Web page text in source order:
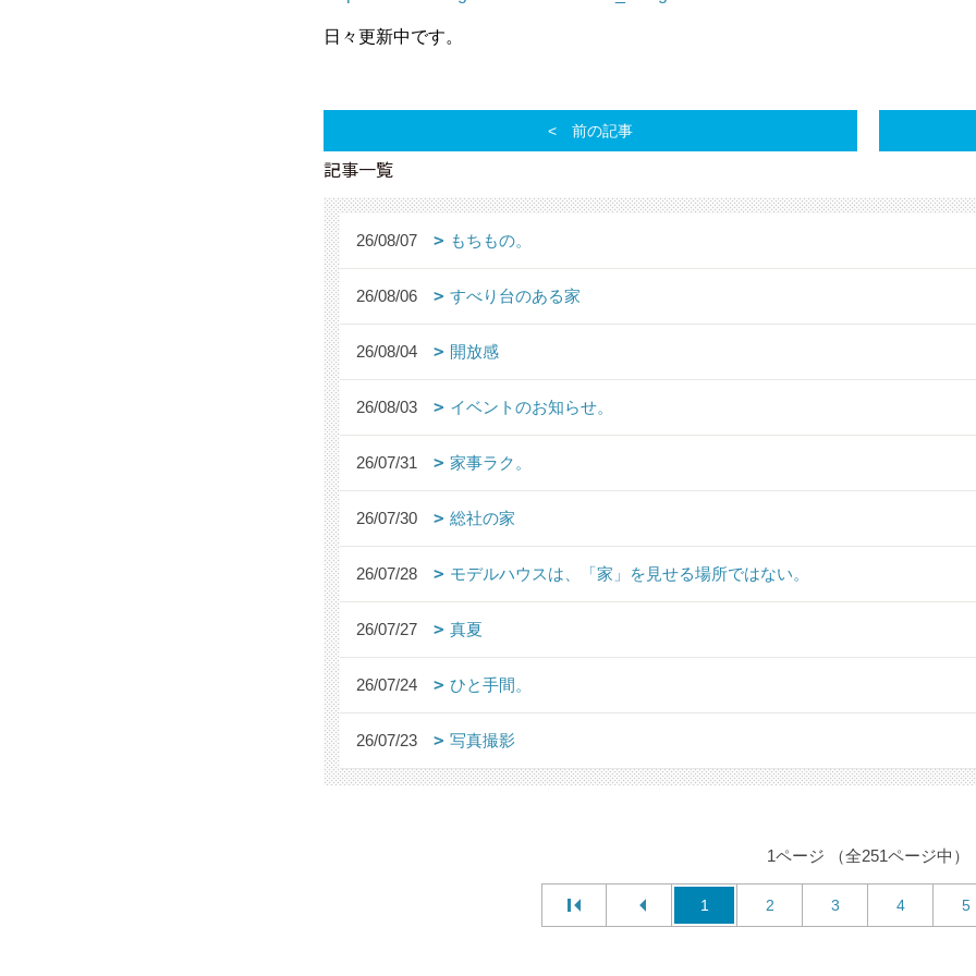
日々更新中です。
前の記事
記事一覧
26/08/07 もちもの。
26/08/06 すべり台のある家
26/08/04 開放感
26/08/03 イベントのお知らせ。
26/07/31 家事ラク。
26/07/30 総社の家
26/07/28 モデルハウスは、「家」を見せる場所ではない。
26/07/27 真夏
26/07/24 ひと手間。
26/07/23 写真撮影
1ページ （全251ページ中）
1 2 3 4 5